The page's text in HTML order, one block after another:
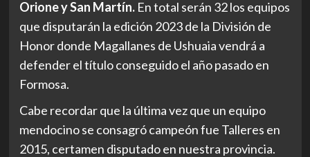
Orione y San Martín.En total serán 32 los equipos
que disputarán la edición 2023 de la División de
Honor donde Magallanes de Ushuaia vendrá a
defender el título conseguido el año pasado en
Formosa.
Cabe recordar que la última vez que un equipo
mendocino se consagró campeón fue Talleres en
2015, certamen disputado en nuestra provincia.